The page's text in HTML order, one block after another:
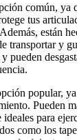
común, ya
tus
están
transportar y
pueden
popular,
Pueden
para
como los